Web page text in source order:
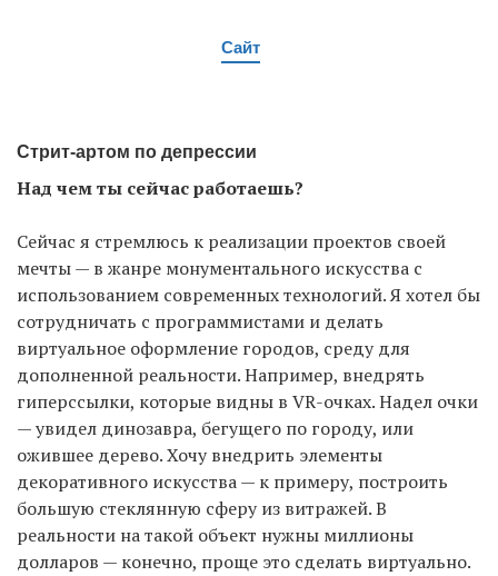
Сайт
Стрит-артом по депрессии
Над чем ты сейчас работаешь?
Сейчас я стремлюсь к реализации проектов своей
мечты — в жанре монументального искусства с
использованием современных технологий. Я хотел бы
сотрудничать с программистами и делать
виртуальное оформление городов, среду для
дополненной реальности. Например, внедрять
гиперссылки, которые видны в VR-очках. Надел очки
— увидел динозавра, бегущего по городу, или
ожившее дерево. Хочу внедрить элементы
декоративного искусства — к примеру, построить
большую стеклянную сферу из витражей. В
реальности на такой объект нужны миллионы
долларов — конечно, проще это сделать виртуально.